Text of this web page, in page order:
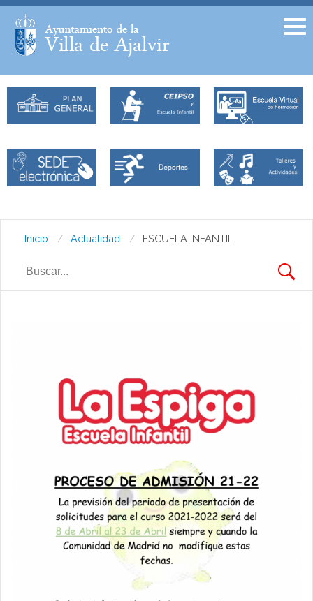
Facebook
Inicio Actualidad ESCUELA INFANTIL